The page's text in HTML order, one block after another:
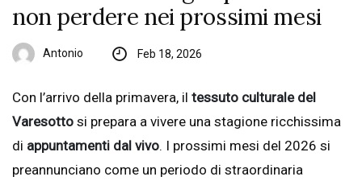
non perdere nei prossimi mesi
Antonio Feb 18, 2026
Con l’arrivo della primavera, il tessuto culturale del
Varesotto si prepara a vivere una stagione ricchissima
di appuntamenti dal vivo. I prossimi mesi del 2026 si
preannunciano come un periodo di straordinaria